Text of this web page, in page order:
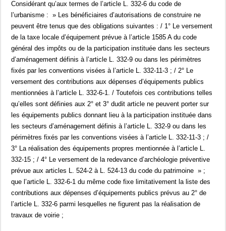
Considérant qu’aux termes de l’article L. 332-6 du code de
l’urbanisme : » Les bénéficiaires d’autorisations de construire ne
peuvent être tenus que des obligations suivantes : / 1° Le versement
de la taxe locale d’équipement prévue à l’article 1585 A du code
général des impôts ou de la participation instituée dans les secteurs
d’aménagement définis à l’article L. 332-9 ou dans les périmètres
fixés par les conventions visées à l’article L. 332-11-3 ; / 2° Le
versement des contributions aux dépenses d’équipements publics
mentionnées à l’article L. 332-6-1. / Toutefois ces contributions telles
qu’elles sont définies aux 2° et 3° dudit article ne peuvent porter sur
les équipements publics donnant lieu à la participation instituée dans
les secteurs d’aménagement définis à l’article L. 332-9 ou dans les
périmètres fixés par les conventions visées à l’article L. 332-11-3 ; /
3° La réalisation des équipements propres mentionnée à l’article L.
332-15 ; / 4° Le versement de la redevance d’archéologie préventive
prévue aux articles L. 524-2 à L. 524-13 du code du patrimoine » ;
que l’article L. 332-6-1 du même code fixe limitativement la liste des
contributions aux dépenses d’équipements publics prévus au 2° de
l’article L. 332-6 parmi lesquelles ne figurent pas la réalisation de
travaux de voirie ;